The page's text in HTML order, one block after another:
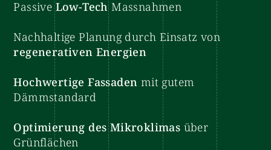
PassiveLow-TechMassnahmen
Nachhaltige Planung durch Einsatz von
regenerativen Energien
Hochwertige Fassaden mit gutem
Dämmstandard
Optimierung des Mikroklimas über
Grünflächen